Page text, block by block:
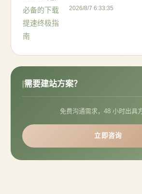
2026/8/7 6:33:35
需要建站方案？
免费沟通需求，48 小时出具
立即咨询